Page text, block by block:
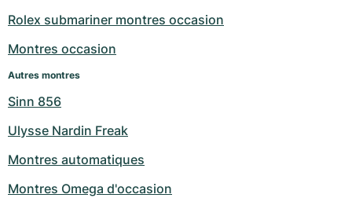
Rolex submariner montres occasion
Montres occasion
Autres montres
Sinn 856
Ulysse Nardin Freak
Montres automatiques
Montres Omega d'occasion